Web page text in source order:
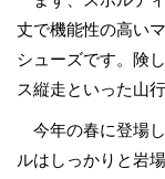
丈で機能性の高い
シューズです。険
ス縦走といった山
今年の春に登場
ルはしっかりと岩